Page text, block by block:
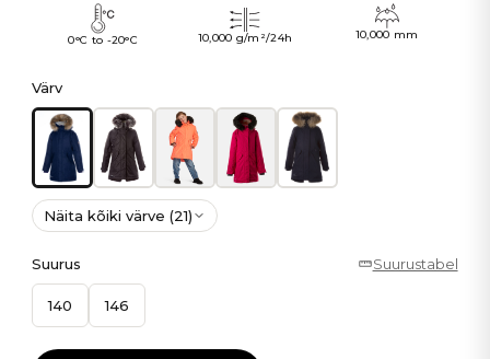
0°C to -20°C 10,000 g/m²/24h 10,000 mm
Värv
Näita kõiki värve (21)
Suurus Suurustabel
140 146